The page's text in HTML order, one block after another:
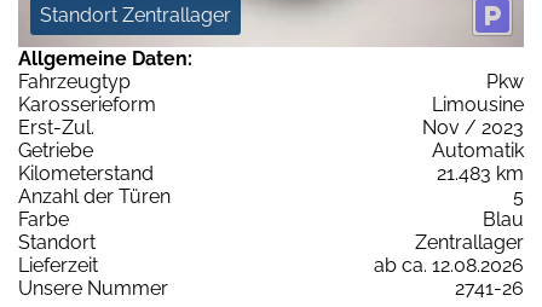
Standort Zentrallager
Allgemeine Daten:
Fahrzeugtyp
Pkw
Karosserieform
Limousine
Erst-Zul.
Nov / 2023
Getriebe
Automatik
Kilometerstand
21.483 km
Anzahl der Türen
5
Farbe
Blau
Standort
Zentrallager
Lieferzeit
ab ca. 12.08.2026
Unsere Nummer
2741-26